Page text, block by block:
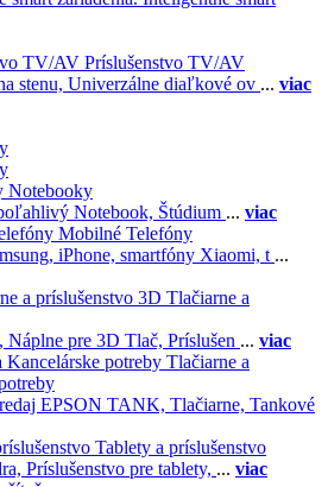
Príslušenstvo TV/AV
stenu, Univerzálne diaľkové ov ... viac
Notebooky
Notebook, Štúdium ... viac
Mobilné Telefóny
iPhone, smartfóny Xiaomi, t ...
3D Tlačiarne a
Náplne pre 3D Tlač, Príslušen ... viac
Tlačiarne a
EPSON TANK, Tlačiarne, Tankové
Tablety a príslušenstvo
Príslušenstvo pre tablety, ... viac